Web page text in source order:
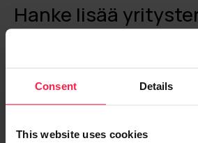
Consent Details
This website uses cookies
Hanke lisää
kilpailukykyä ja
Suomen asemaa
datapohjaisten
terveydenhuollon
osaajamaana